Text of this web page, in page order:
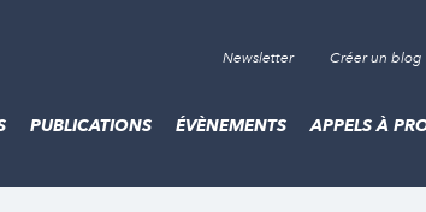
Newsletter Créer un blog
PUBLICATIONS ÉVÈNEMENTS APPELS À